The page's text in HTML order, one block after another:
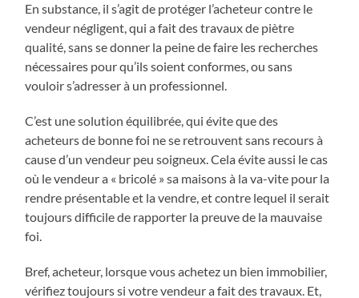
En substance, il s’agit de protéger l’acheteur contre le
vendeur négligent, qui a fait des travaux de piètre
qualité, sans se donner la peine de faire les recherches
nécessaires pour qu’ils soient conformes, ou sans
vouloir s’adresser à un professionnel.
C’est une solution équilibrée, qui évite que des
acheteurs de bonne foi ne se retrouvent sans recours à
cause d’un vendeur peu soigneux. Cela évite aussi le cas
où le vendeur a « bricolé » sa maisons à la va-vite pour la
rendre présentable et la vendre, et contre lequel il serait
toujours difficile de rapporter la preuve de la mauvaise
foi.
Bref, acheteur, lorsque vous achetez un bien immobilier,
vérifiez toujours si votre vendeur a fait des travaux. Et,